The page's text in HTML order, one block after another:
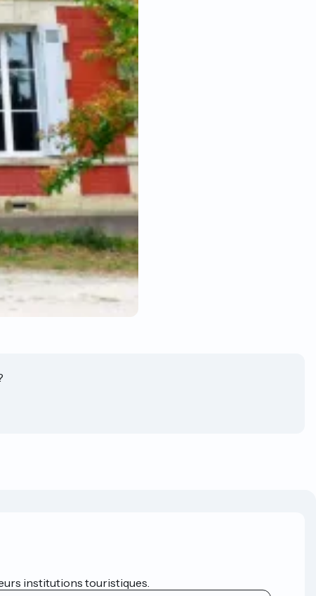
institutions touristiques.